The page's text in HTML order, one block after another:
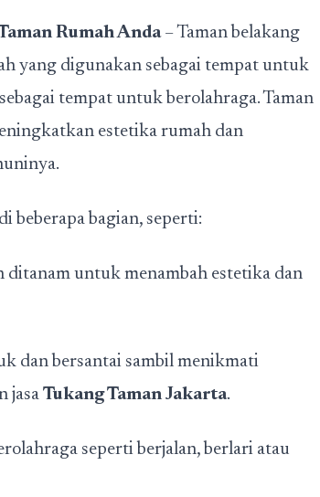
Rumah Anda– Taman belakang
yang digunakan sebagai tempat untuk
tempat untuk berolahraga. Taman
estetika rumah dan
beberapa bagian, seperti:
ditanam untuk menambah estetika dan
dan bersantai sambil menikmati
jasa Tukang Taman Jakarta.
seperti berjalan, berlari atau